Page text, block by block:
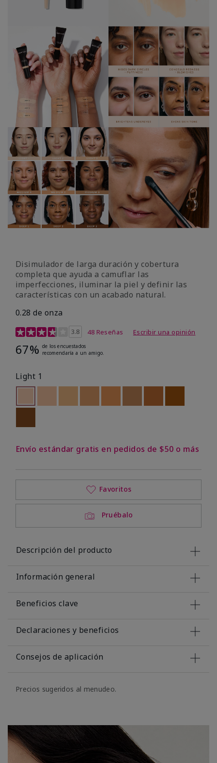
Disimulador de larga duración y cobertura
completa que ayuda a camuflar las
imperfecciones, iluminar la piel y definir las
características con un acabado natural.
0.28 de onza
Calificación de clientes de 5 de 5
3.8 48 Reseñas Escribir una opinión
67% de los encuestados
recomendaría a un amigo.
Light 1
seleccionado
Out of stock
Envío estándar gratis en pedidos de $50 o más
Pruébalo
Favoritos
Descripción del producto
Información general
Beneficios clave
Declaraciones y beneficios
Consejos de aplicación
Precios sugeridos al menudeo.